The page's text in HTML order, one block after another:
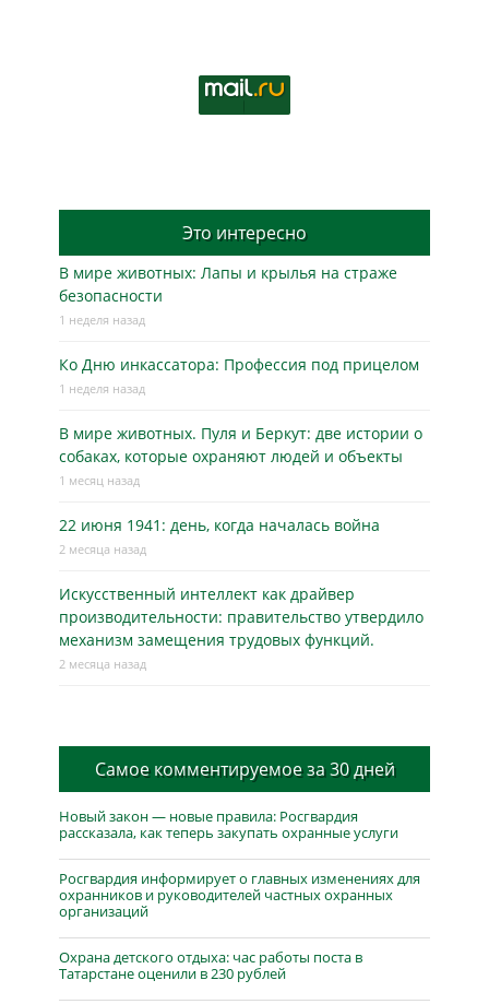
Это интересно
В мире животных: Лапы и крылья на страже
безопасности
1 неделя назад
Ко Дню инкассатора: Профессия под прицелом
1 неделя назад
В мире животных. Пуля и Беркут: две истории о
собаках, которые охраняют людей и объекты
1 месяц назад
22 июня 1941: день, когда началась война
2 месяца назад
Искусственный интеллект как драйвер
производительности: правительство утвердило
механизм замещения трудовых функций.
2 месяца назад
Самое комментируемое за 30 дней
Новый закон — новые правила: Росгвардия
рассказала, как теперь закупать охранные услуги
Росгвардия информирует о главных изменениях для
охранников и руководителей частных охранных
организаций
Охрана детского отдыха: час работы поста в
Татарстане оценили в 230 рублей